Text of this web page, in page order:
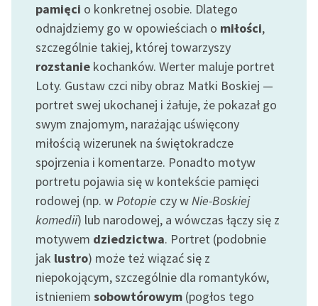
E-kolekcja lektur
szkolnych i literatury do
słuchania dla uczennic i
uczniów z
niepełnosprawnościami
Feministyczne inspiracje.
Popularyzacja
skandynawskiej literatury
feministycznej
Ręce pełne poezji
Kolekcje edukacyjne
twórców przechodzących
do domeny publicznej,
lektur szkolnych oraz
Starego Testamentu
pamięci o konkretnej osobie. Dlatego
odnajdziemy go w opowieściach o miłości,
szczególnie takiej, której towarzyszy
rozstanie kochanków. Werter maluje portret
Loty. Gustaw czci niby obraz Matki Boskiej —
portret swej ukochanej i żałuje, że pokazał go
swym znajomym, narażając uświęcony
miłością wizerunek na świętokradcze
spojrzenia i komentarze. Ponadto motyw
portretu pojawia się w kontekście pamięci
rodowej (np. wPotopie czy wNie-Boskiej
komedii) lub narodowej, a wówczas łączy się z
motywem dziedzictwa. Portret (podobnie
jak lustro) może też wiązać się z
niepokojącym, szczególnie dla romantyków,
istnieniem sobowtórowym (pogłos tego